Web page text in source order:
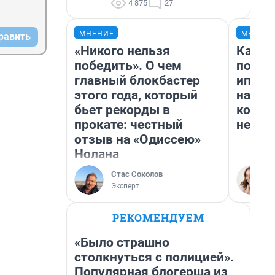
4 875 27
МНЕНИЕ
«Никого нельзя
победить». О чем
главный блокбастер
этого года, который
бьет рекорды в
прокате: честный
отзыв на «Одиссею»
Нолана
Стас Соколов
Эксперт
Как
не все
РЕКОМЕНДУЕМ
«Было страшно
столкнуться с полицией».
Популярная блогерша из